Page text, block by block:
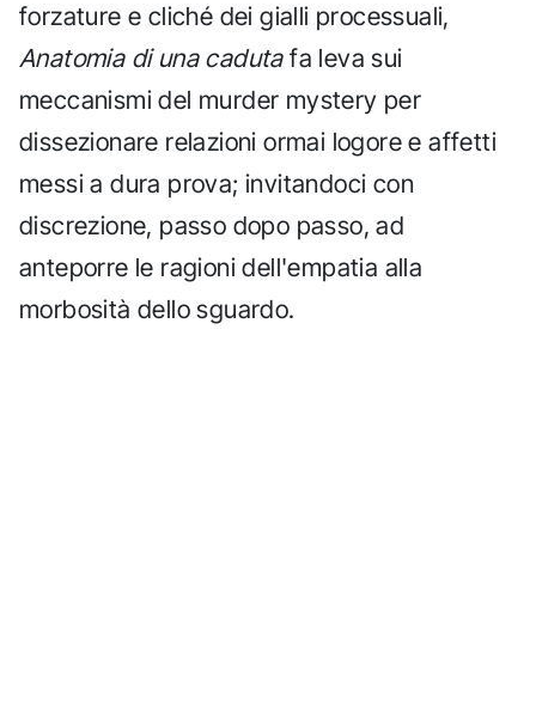
forzature e cliché dei gialli processuali,
Anatomia di una cadutafa leva sui
meccanismi del murder mystery per
dissezionare relazioni ormai logore e affetti
messi a dura prova; invitandoci con
discrezione, passo dopo passo, ad
anteporre le ragioni dell'empatia alla
morbosità dello sguardo.